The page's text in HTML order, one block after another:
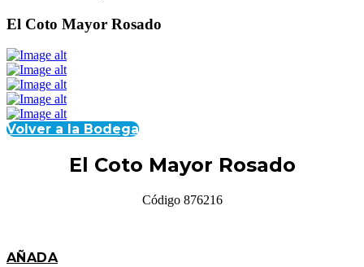
El Coto Mayor Rosado
Volver a la Bodega
El Coto Mayor Rosado
Código 876216
AÑADA